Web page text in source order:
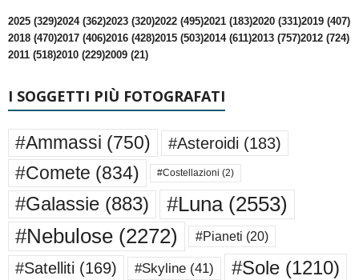
2025 (329)2024 (362)2023 (320)2022 (495)2021 (183)2020 (331)2019 (407)
2018 (470)2017 (406)2016 (428)2015 (503)2014 (611)2013 (757)2012 (724)
2011 (518)2010 (229)2009 (21)
I SOGGETTI PIÙ FOTOGRAFATI
#Ammassi (750) #Asteroidi (183)
#Comete (834) #Costellazioni (2)
#Galassie (883) #Luna(2553)
#Nebulose (2272) #Pianeti (20)
#Satelliti (169) #Skyline (41) #Sole (1210)